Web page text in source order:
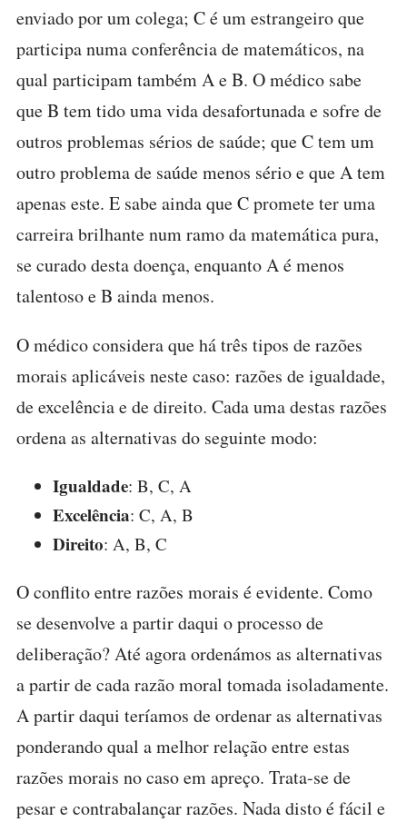
enviado por um colega; C é um estrangeiro que
participa numa conferência de matemáticos, na
qual participam também A e B. O médico sabe
que B tem tido uma vida desafortunada e sofre de
outros problemas sérios de saúde; que C tem um
outro problema de saúde menos sério e que A tem
apenas este. E sabe ainda que C promete ter uma
carreira brilhante num ramo da matemática pura,
se curado desta doença, enquanto A é menos
talentoso e B ainda menos.
O médico considera que há três tipos de razões
morais aplicáveis neste caso: razões de igualdade,
de excelência e de direito. Cada uma destas razões
ordena as alternativas do seguinte modo:
Igualdade: B, C, A
Excelência: C, A, B
Direito: A, B, C
O conflito entre razões morais é evidente. Como
se desenvolve a partir daqui o processo de
deliberação? Até agora ordenámos as alternativas
a partir de cada razão moral tomada isoladamente.
A partir daqui teríamos de ordenar as alternativas
ponderando qual a melhor relação entre estas
razões morais no caso em apreço. Trata-se de
pesar e contrabalançar razões. Nada disto é fácil e